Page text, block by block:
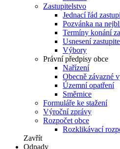
Zastupitelstvo
Jednací řád
Pozvánka na
Termíny konání
Usnesení
Výbory
Právní předpisy obce
Nařízení
Obecně závazné
Územní opatření
Směrnice
Formuláře ke stažení
Výroční zprávy
Rozpočet obce
Rozklikávací
Zavřít
Odpady